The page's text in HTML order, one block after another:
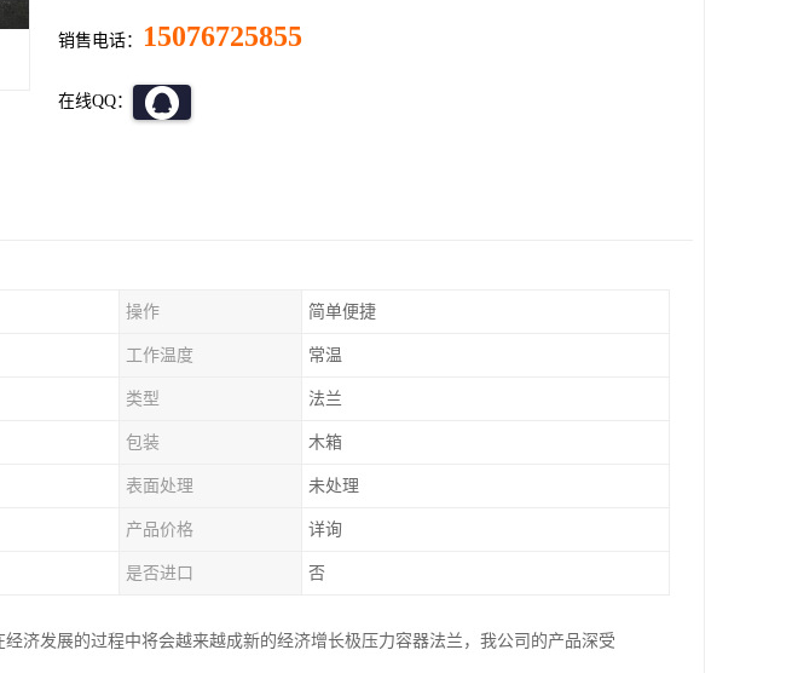
销售电话： 15076725855
在线QQ：
操作 简单便捷
工作温度 常温
类型 法兰
包装 木箱
表面处理 未处理
产品价格 详询
是否进口 否
济发展的过程中将会越来越成新的经济增长极压力容器法兰，我公司的产品深受